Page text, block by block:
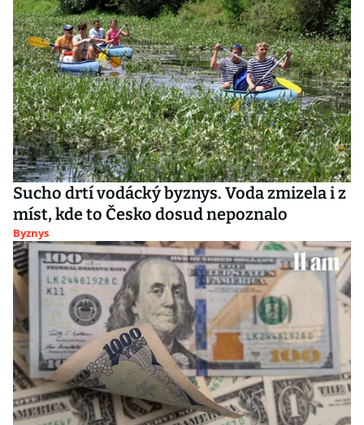
Sucho drtí vodácký byznys. Voda zmizela i z
míst, kde to Česko dosud nepoznalo
Byznys